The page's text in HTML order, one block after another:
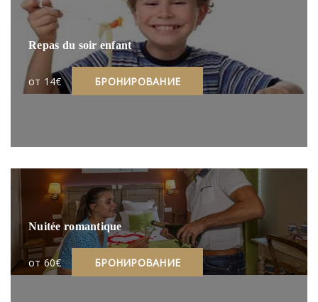
Repas du soir enfant
oт 14€ БРОНИРОВАНИЕ
Nuitée romantique
oт 60€ БРОНИРОВАНИЕ